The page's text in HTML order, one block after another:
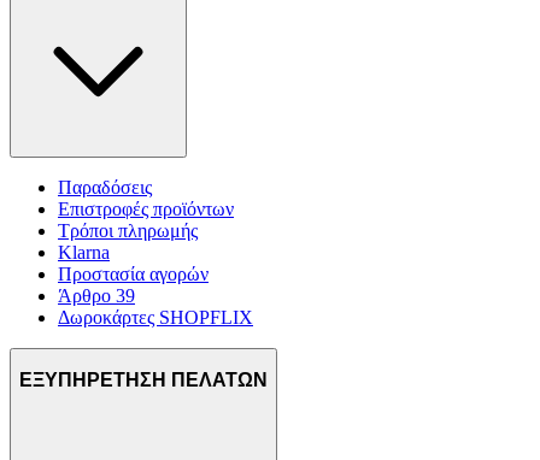
Παραδόσεις
Επιστροφές προϊόντων
Τρόποι πληρωμής
Klarna
Προστασία αγορών
Άρθρο 39
Δωροκάρτες SHOPFLIX
ΕΞΥΠΗΡΕΤΗΣΗ ΠΕΛΑΤΩΝ